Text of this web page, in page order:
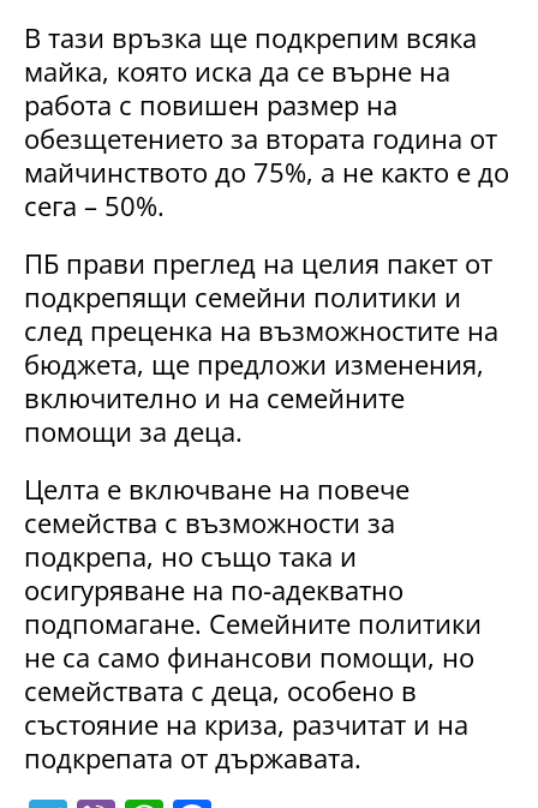
В тази връзка ще подкрепим всяка
майка, която иска да се върне на
работа с повишен размер на
обезщетението за втората година от
майчинството до 75%, а не както е до
сега – 50%.
ПБ прави преглед на целия пакет от
подкрепящи семейни политики и
след преценка на възможностите на
бюджета, ще предложи изменения,
включително и на семейните
помощи за деца.
Целта е включване на повече
семейства с възможности за
подкрепа, но също така и
осигуряване на по-адекватно
подпомагане. Семейните политики
не са само финансови помощи, но
семействата с деца, особено в
състояние на криза, разчитат и на
подкрепата от държавата.